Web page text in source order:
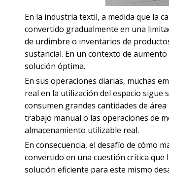
En la industria textil, a medida que la
convertido gradualmente en una
de urdimbre o inventarios de
sustancial. En un contexto de
solución óptima.
En sus operaciones diarias, muchas
real en la utilización del espacio sigue
consumen grandes cantidades de
trabajo manual o las operaciones de
almacenamiento utilizable real.
En consecuencia, el desafío de cómo
convertido en una cuestión crítica que
solución eficiente para este mismo